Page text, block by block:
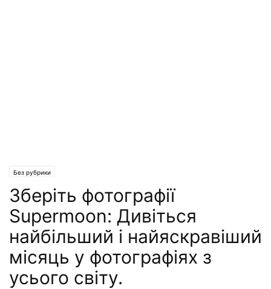
Без рубрики
Зберіть фотографії
Supermoon: Дивіться
найбільший і найяскравіший
місяць у фотографіях з
усього світу.